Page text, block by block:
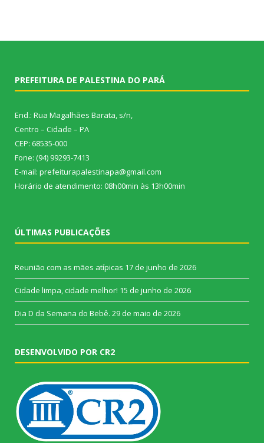
PREFEITURA DE PALESTINA DO PARÁ
End.: Rua Magalhães Barata, s/n,
Centro – Cidade – PA
CEP: 68535-000
Fone: (94) 99293-7413
E-mail: prefeiturapalestinapa@gmail.com
Horário de atendimento: 08h00min às 13h00min
ÚLTIMAS PUBLICAÇÕES
Reunião com as mães atípicas 17 de junho de 2026
Cidade limpa, cidade melhor! 15 de junho de 2026
Dia D da Semana do Bebê. 29 de maio de 2026
DESENVOLVIDO POR CR2